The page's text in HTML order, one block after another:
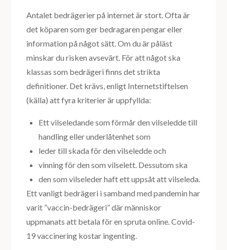
Antalet bedrägerier på internet är stort. Ofta är
det köparen som ger bedragaren pengar eller
information på något sätt. Om du är påläst
minskar du risken avsevärt. För att något ska
klassas som bedrägeri finns det strikta
definitioner. Det krävs, enligt Internetstiftelsen
(källa) att fyra kriterier är uppfyllda:
Ett vilseledande som förmår den vilseledde till
handling eller underlåtenhet som
leder till skada för den vilseledde och
vinning för den som vilselett. Dessutom ska
den som vilseleder haft ett uppsåt att vilseleda.
Ett vanligt bedrägeri i samband med pandemin har
varit ”vaccin-bedrägeri” där människor
uppmanats att betala för en spruta online. Covid-
19 vaccinering kostar ingenting.